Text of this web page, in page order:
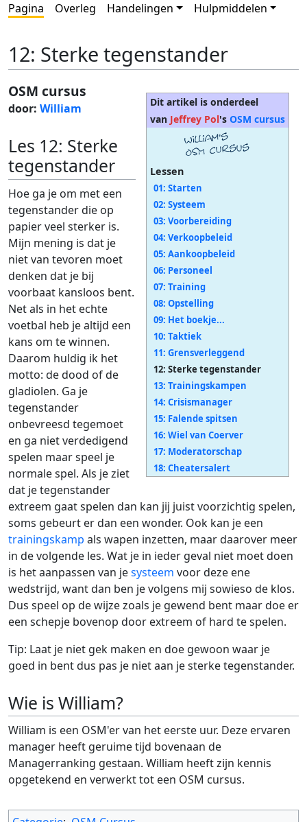
Pagina Overleg Handelingen Hulpmiddelen
12: Sterke tegenstander
Dit artikel is onderdeel
van Jeffrey Pol's OSM cursus
Lessen
01: Starten
02: Systeem
03: Voorbereiding
04: Verkoopbeleid
05: Aankoopbeleid
06: Personeel
07: Training
08: Opstelling
09: Het boekje...
10: Taktiek
11: Grensverleggend
12: Sterke tegenstander
13: Trainingskampen
14: Crisismanager
15: Falende spitsen
16: Wiel van Coerver
17: Moderatorschap
18: Cheatersalert
OSM cursus
door: William
Les 12: Sterke
tegenstander
Hoe ga je om met een
tegenstander die op
papier veel sterker is.
Mijn mening is dat je
niet van tevoren moet
denken dat je bij
voorbaat kansloos bent.
Net als in het echte
voetbal heb je altijd een
kans om te winnen.
Daarom huldig ik het
motto: de dood of de
gladiolen. Ga je
tegenstander
onbevreesd tegemoet
en ga niet verdedigend
spelen maar speel je
normale spel. Als je ziet
dat je tegenstander
extreem gaat spelen dan kan jij juist voorzichtig spelen,
soms gebeurt er dan een wonder. Ook kan je een
trainingskamp als wapen inzetten, maar daarover meer
in de volgende les. Wat je in ieder geval niet moet doen
is het aanpassen van jesysteem voor deze ene
wedstrijd, want dan ben je volgens mij sowieso de klos.
Dus speel op de wijze zoals je gewend bent maar doe er
een schepje bovenop door extreem of hard te spelen.
Tip: Laat je niet gek maken en doe gewoon waar je
goed in bent dus pas je niet aan je sterke tegenstander.
Wie is William?
William is een OSM'er van het eerste uur. Deze ervaren
manager heeft geruime tijd bovenaan de
Managerranking gestaan. William heeft zijn kennis
opgetekend en verwerkt tot een OSM cursus.